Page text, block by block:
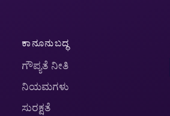
ಕಾನೂನುಬದ್ಧ
ಗೌಪ್ಯತೆ ನೀತಿ
ನಿಯಮಗಳು
ಸುರಕ್ಷತೆ